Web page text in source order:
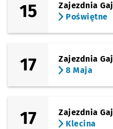
15
Zajezdnia Gaj
Poświętne
17
Zajezdnia Gaj
8 Maja
17
Zajezdnia Gaj
Klecina